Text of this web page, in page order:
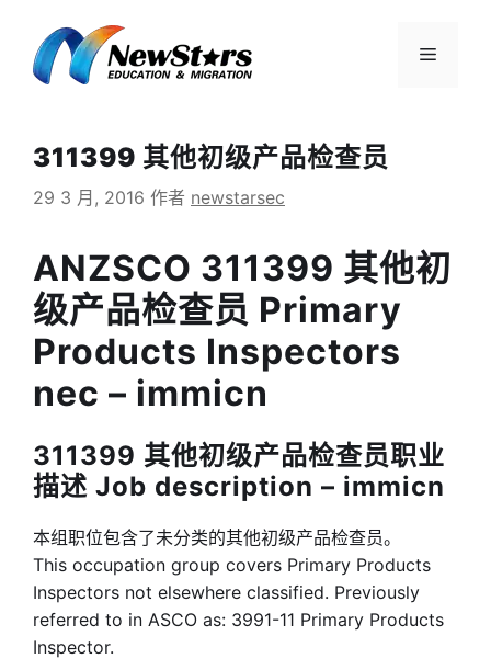
菜
311399 其他初级产品检查员
29 3 月, 2016 作者 newstarsec
ANZSCO 311399 其他初
级产品检查员 Primary
Products Inspectors
nec – immicn
311399 其他初级产品检查员职业
描述 Job description – immicn
本组职位包含了未分类的其他初级产品检查员。
This occupation group covers Primary Products
Inspectors not elsewhere classified. Previously
referred to in ASCO as: 3991-11 Primary Products
Inspector.